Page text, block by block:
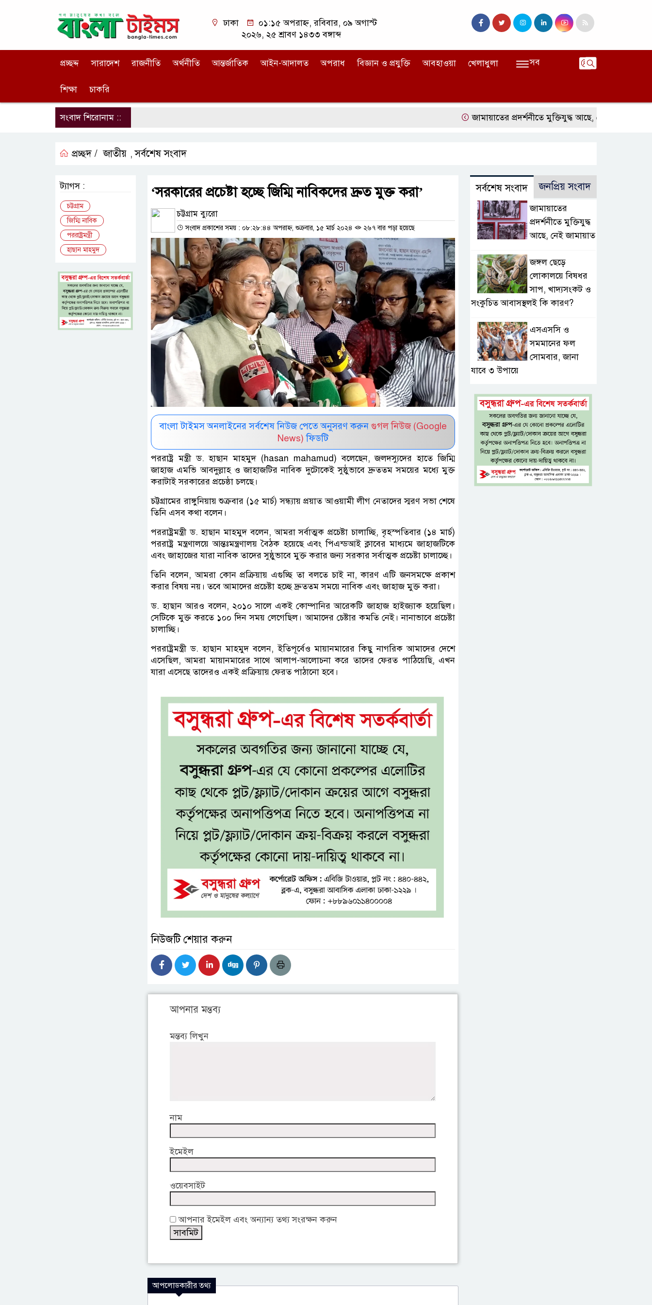
ঢাকা
০১:১৫ অপরাহ্ন, রবিবার, ০৯ অগাস্ট
২০২৬, ২৫ শ্রাবণ ১৪৩৩ বঙ্গাব্দ
প্রচ্ছদ্দ সারাদেশ রাজনীতি অর্থনীতি আন্তর্জাতিক আইন-আদালত অপরাধ বিজ্ঞান ও প্রযুক্তি আবহাওয়া খেলাধুলা
শিক্ষা চাকরি
সব
সংবাদ শিরোনাম :: জামায়াতের প্রদর্শনীতে মুক্তিযুদ্ধ আছে, নেই জামায়াত
প্রচ্ছদ / জাতীয় ,সর্বশেষ সংবাদ
‘সরকারের প্রচেষ্টা হচ্ছে জিম্মি নাবিকদের দ্রুত মুক্ত করা’
চট্টগ্রাম ব্যুরো
সংবাদ প্রকাশের সময় : ০৮:২৮:৪৪ অপরাহ্ন, শুক্রবার, ১৫ মার্চ ২০২৪ ২৬৭ বার পড়া হয়েছে
বাংলা টাইমস অনলাইনের সর্বশেষ নিউজ পেতে অনুসরণ করুন গুগল নিউজ (Google
News) ফিডটি
পররাষ্ট্র মন্ত্রী ড. হাছান মাহমুদ (hasan mahamud) বলেছেন, জলদস্যুদের হাতে জিম্মি
জাহাজ এমভি আবদুল্লাহ ও জাহাজটির নাবিক দুটোকেই সুষ্ঠুভাবে দ্রুততম সময়ের মধ্যে মুক্ত
করাটাই সরকারের প্রচেষ্ঠা চলছে।
চট্টগ্রামের রাঙ্গুনিয়ায় শুক্রবার (১৫ মার্চ) সন্ধ্যায় প্রয়াত আওয়ামী লীগ নেতাদের স্মরণ সভা শেষে
তিনি এসব কথা বলেন।
পররাষ্ট্রমন্ত্রী ড. হাছান মাহমুদ বলেন, আমরা সর্বাত্মক প্রচেষ্টা চালাচ্ছি, বৃহস্পতিবার (১৪ মার্চ)
পররাষ্ট্র মন্ত্রণালয়ে আন্তঃমন্ত্রণালয় বৈঠক হয়েছে এবং পিএন্ডআই ক্লাবের মাধ্যমে জাহাজটিকে
এবং জাহাজের যারা নাবিক তাদের সুষ্ঠুভাবে মুক্ত করার জন্য সরকার সর্বাত্মক প্রচেষ্টা চালাচ্ছে।
তিনি বলেন, আমরা কোন প্রক্রিয়ায় এগুচ্ছি তা বলতে চাই না, কারণ এটি জনসমক্ষে প্রকাশ
করার বিষয় নয়। তবে আমাদের প্রচেষ্টা হচ্ছে দ্রুততম সময়ে নাবিক এবং জাহাজ মুক্ত করা।
ড. হাছান আরও বলেন, ২০১০ সালে একই কোম্পানির আরেকটি জাহাজ হাইজ্যাক হয়েছিল।
সেটিকে মুক্ত করতে ১০০ দিন সময় লেগেছিল। আমাদের চেষ্টার কমতি নেই। নানাভাবে প্রচেষ্টা
চালাচ্ছি।
পররাষ্ট্রমন্ত্রী ড. হাছান মাহমুদ বলেন, ইতিপূর্বেও মায়ানমারের কিছু নাগরিক আমাদের দেশে
এসেছিল, আমরা মায়ানমারের সাথে আলাপ-আলোচনা করে তাদের ফেরত পাঠিয়েছি, এখন
যারা এসেছে তাদেরও একই প্রক্রিয়ায় ফেরত পাঠানো হবে।
নিউজটি শেয়ার করুন
আপনার মন্তব্য
মন্তব্য লিখুন
নাম
ইমেইল
ওয়েবসাইট
আপনার ইমেইল এবং অন্যান্য তথ্য সংরক্ষন করুন
আপলোডকারীর তথ্য
ট্যাগস :
চট্টগ্রাম
জিম্মি নাবিক
পররাষ্ট্রমন্ত্রী
হাছান মাহমুদ
সর্বশেষ সংবাদ জনপ্রিয় সংবাদ
জামায়াতের
প্রদর্শনীতে মুক্তিযুদ্ধ
আছে, নেই জামায়াত
জঙ্গল ছেড়ে
লোকালয়ে বিষধর
সাপ, খাদ্যসংকট ও
সংকুচিত আবাসস্থলই কি কারণ?
এসএসসি ও
সমমানের ফল
সোমবার, জানা
যাবে ৩ উপায়ে
একই খাটে মা-
ছেলের লাশ, শিশুর
হাত-পা বাঁধা—
যশোরে রহস্যজনক মৃত্যু
মাকে খুঁজতে এসে
মিলল পলিথিনে